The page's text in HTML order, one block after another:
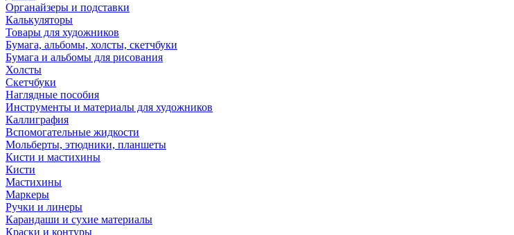
Органайзеры и подставки
Калькуляторы
Товары для художников
Бумага, альбомы, холсты, скетчбуки
Бумага и альбомы для рисования
Холсты
Скетчбуки
Наглядные пособия
Инструменты и материалы для художников
Каллиграфия
Вспомогательные жидкости
Мольберты, этюдники, планшеты
Кисти и мастихины
Кисти
Мастихины
Маркеры
Ручки и линеры
Карандаши и сухие материалы
Краски и контуры